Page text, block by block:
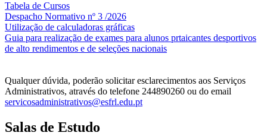
Tabela de Cursos
Despacho Normativo nº 3 /2026
Utilização de calculadoras gráficas
Guia para realização de exames para alunos prtaicantes desportivos
de alto rendimentos e de seleções nacionais
Qualquer dúvida, poderão solicitar esclarecimentos aos Serviços
Administrativos, através do telefone 244890260 ou do email
servicosadministrativos@esfrl.edu.pt
Salas de Estudo